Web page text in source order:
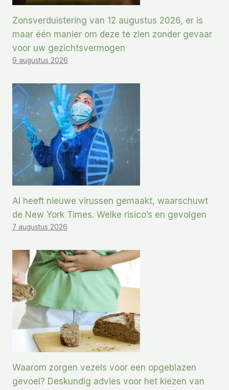
Zonsverduistering van 12 augustus 2026, er is
maar één manier om deze te zien zonder gevaar
voor uw gezichtsvermogen
9 augustus 2026
AI heeft nieuwe virussen gemaakt, waarschuwt
de New York Times. Welke risico’s en gevolgen
7 augustus 2026
Waarom zorgen vezels voor een opgeblazen
gevoel? Deskundig advies voor het kiezen van